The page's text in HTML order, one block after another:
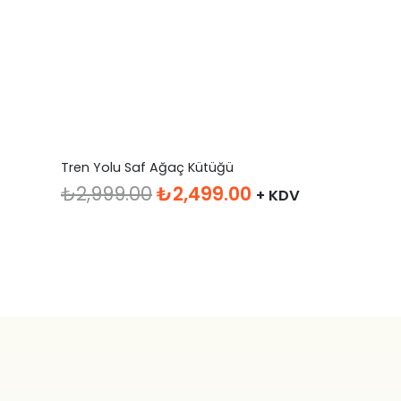
Tren Yolu Saf Ağaç Kütüğü
₺2,999.00Orijinal
₺2,499.00Şu
+ KDV